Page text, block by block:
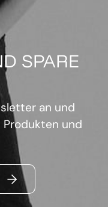
SPARE
an und
und
ABSENDEN